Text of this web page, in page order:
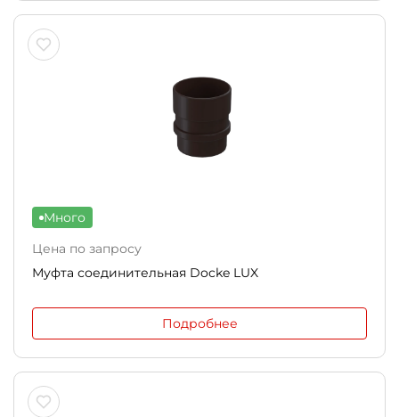
Много
Цена по запросу
Муфта соединительная Docke LUX
Подробнее